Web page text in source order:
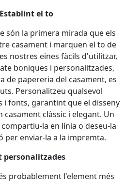
el to
són la primera mirada que els
casament i marquen el to de
nostres eines fàcils d'utilitzar,
boniques i personalitzades,
de papereria del casament, es
Personalitzeu qualsevol
i fonts, garantint que el disseny
clàssic i elegant. Un
la en línia o deseu-la
per enviar-la a la impremta.
personalitzades
probablement l'element més